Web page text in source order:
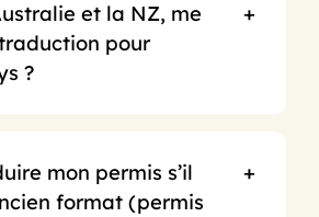
et la NZ, me
pour
?
mon permis s’il
format (permis